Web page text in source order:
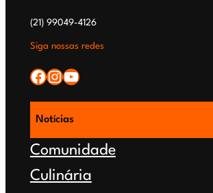
por
dias
(21) 99049-4126
Siga nossas redes
Facebook Instagram YouTube
Notícias
Comunidade
Culinária